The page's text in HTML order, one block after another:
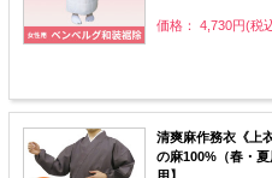
価格： 4,730円(税
清爽麻作務衣《上
の麻100%（春・